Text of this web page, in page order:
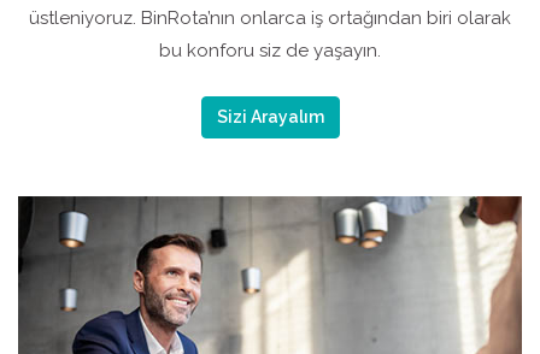
üstleniyoruz. BinRota’nın onlarca iş ortağından biri olarak
bu konforu siz de yaşayın.
Sizi Arayalım